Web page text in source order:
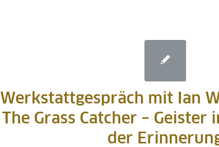
Werkstattgespräch mit Ian
The Grass Catcher –
der